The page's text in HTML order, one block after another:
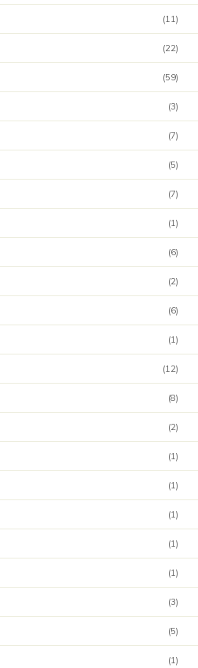
(11)
(22)
(59)
(3)
(7)
(5)
(7)
(1)
(6)
(2)
(6)
(1)
(12)
(8)
(2)
(1)
(1)
(1)
(1)
(1)
(3)
(5)
(1)